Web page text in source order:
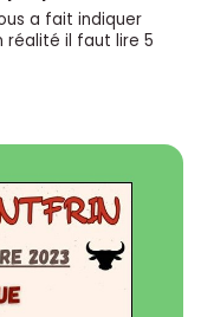
a fait indiquer
réalité il faut lire 5